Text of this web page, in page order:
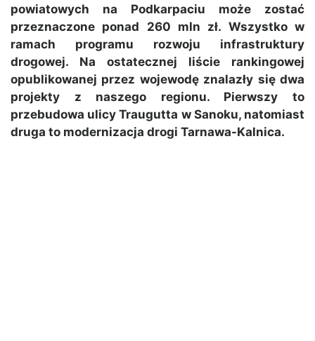
powiatowych na Podkarpaciu może zostać
przeznaczone ponad 260 mln zł. Wszystko w
ramach programu rozwoju infrastruktury
drogowej. Na ostatecznej liście rankingowej
opublikowanej przez wojewodę znalazły się dwa
projekty z naszego regionu. Pierwszy to
przebudowa ulicy Traugutta w Sanoku, natomiast
druga to modernizacja drogi Tarnawa-Kalnica.